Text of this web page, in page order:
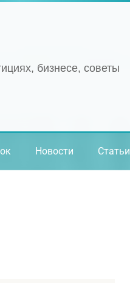
бизнесе, советы
Новости Статьи